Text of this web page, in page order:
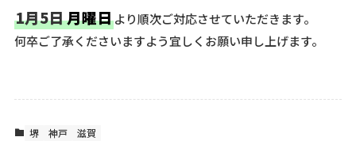
1月5日月曜日より順次ご対応させていただきます。
何卒ご了承くださいますよう宜しくお願い申し上げます。
堺 神戸 滋賀